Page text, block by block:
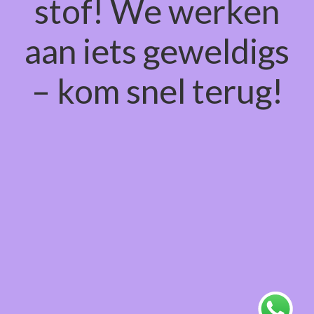
stof! We werken
aan iets geweldigs
– kom snel terug!